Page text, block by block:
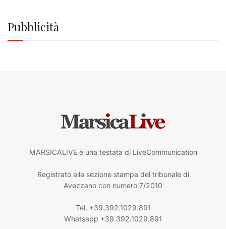
Pubblicità
MARSICALIVE è una testata di LiveCommunication
Registrato alla sezione stampa del tribunale di
Avezzano con numero 7/2010
Tel. +39.392.1029.891
Whatsapp +39.392.1029.891